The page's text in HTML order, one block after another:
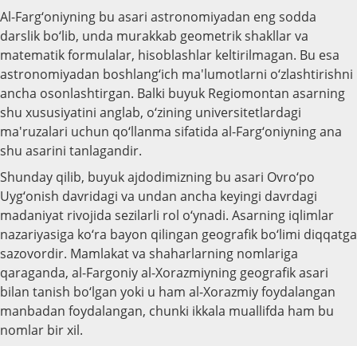
Al-Farg‘oniyning bu asari astronomiyadan eng sodda
darslik bo‘lib, unda murakkab geometrik shakllar va
matematik formulalar, hisoblashlar keltirilmagan. Bu esa
astronomiyadan boshlang‘ich ma'lumotlarni o‘zlashtirishni
ancha osonlashtirgan. Balki buyuk Regiomontan asarning
shu xususiyatini anglab, o‘zining universitetlardagi
ma'ruzalari uchun qo‘llanma sifatida al-Farg‘oniyning ana
shu asarini tanlagandir.
Shunday qilib, buyuk ajdodimizning bu asari Ovro‘po
Uyg‘onish davridagi va undan ancha keyingi davrdagi
madaniyat rivojida sezilarli rol o‘ynadi. Asarning iqlimlar
nazariyasiga ko‘ra bayon qilingan geografik bo‘limi diqqatga
sazovordir. Mamlakat va shaharlarning nomlariga
qaraganda, al-Fargoniy al-Xorazmiyning geografik asari
bilan tanish bo‘lgan yoki u ham al-Xorazmiy foydalangan
manbadan foydalangan, chunki ikkala muallifda ham bu
nomlar bir xil.